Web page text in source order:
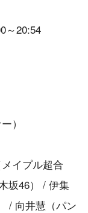
～20:54
）
イプル超合
坂46） / 伊集
/ 向井慧（パン